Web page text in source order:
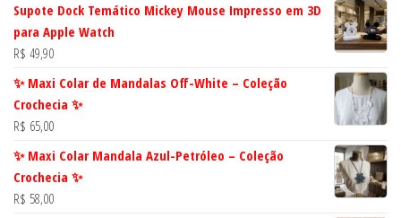
Supote Dock Temático Mickey Mouse Impresso em 3D
para Apple Watch
R$ 49,90
✨ Maxi Colar de Mandalas Off-White – Coleção
Crochecia ✨
R$ 65,00
✨ Maxi Colar Mandala Azul-Petróleo – Coleção
Crochecia ✨
R$ 58,00